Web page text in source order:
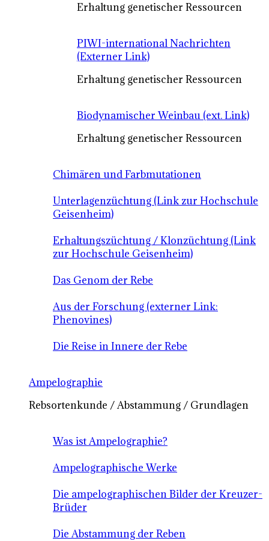
Erhaltung genetischer Ressourcen
PIWI-international Nachrichten
(Externer Link)
Erhaltung genetischer Ressourcen
Biodynamischer Weinbau (ext. Link)
Erhaltung genetischer Ressourcen
Chimären und Farbmutationen
Unterlagenzüchtung (Link zur Hochschule
Geisenheim)
Erhaltungszüchtung / Klonzüchtung (Link
zur Hochschule Geisenheim)
Das Genom der Rebe
Aus der Forschung (externer Link:
Phenovines)
Die Reise in Innere der Rebe
Ampelographie
Rebsortenkunde / Abstammung / Grundlagen
Was ist Ampelographie?
Ampelographische Werke
Die ampelographischen Bilder der Kreuzer-
Brüder
Die Abstammung der Reben